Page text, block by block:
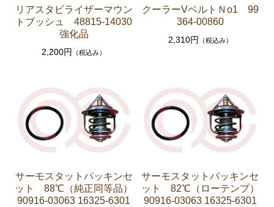
駆動パーツ（センターサポートベアリング ドライブ
シャフトブーツ デフなど）
エアコン ヒーター関係
マークⅡ クレスタ チェイサー GX71 MX71
エンジンパーツ 1G-GTEU
エンジンパーツ 1G-GEU前期 1984年8月～1986年8
月迄
月迄
エンジンパーツ 1G-EU
リアスタビライザーマウン
トブッシュ 48815-14030
強化品
2,200円 （税込み）
クーラーVベルトＮo1 99
364-00860
2,310円 （税込み）
サーモスタットパッキンセ
ット 88℃（純正同等品）
90916-03063 16325-6301
サーモスタットパッキンセ
ット 82℃（ローテンプ）
90916-03063 16325-6301